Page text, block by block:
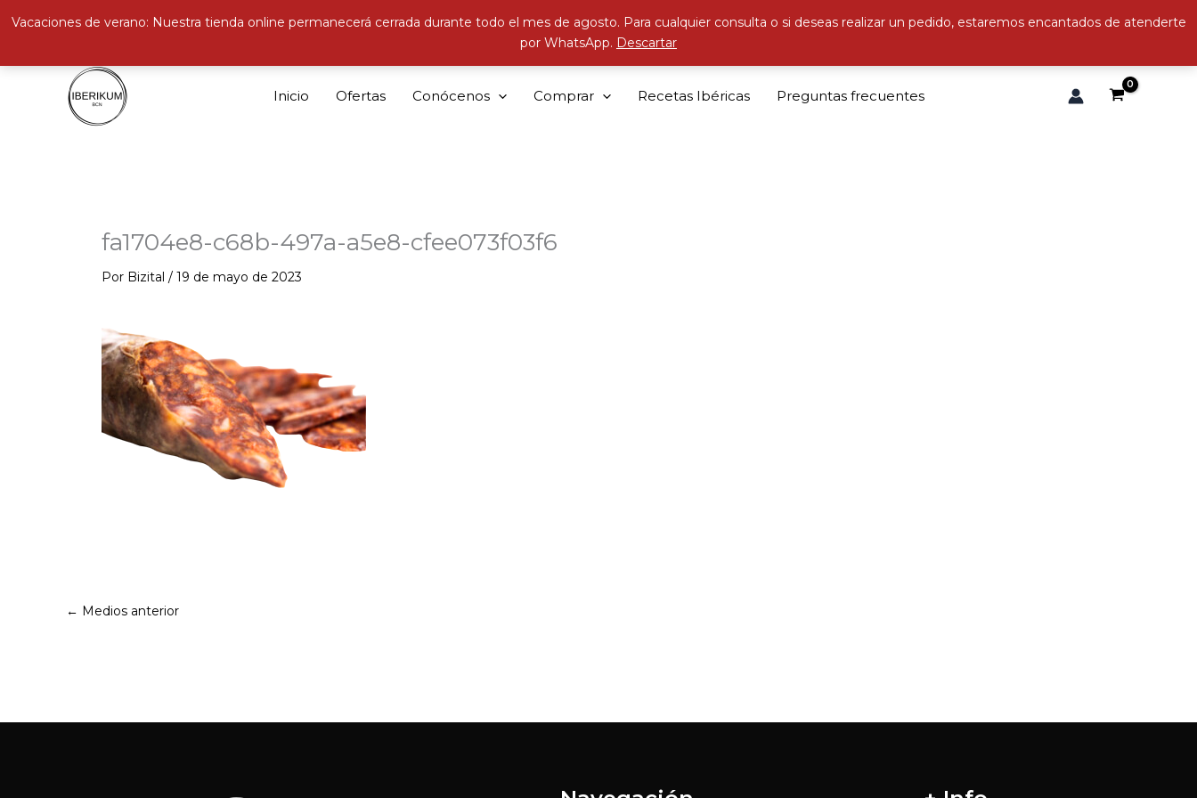
Vacaciones de verano: Nuestra tienda online permanecerá cerrada durante todo el mes de agosto. Para cualquier consulta o si deseas realizar un pedido, estaremos encantados de atenderte
por WhatsApp. Descartar
Inicio Ofertas Conócenos Comprar Recetas Ibéricas Preguntas frecuentes
fa1704e8-c68b-497a-a5e8-cfee073f03f6
Por Bizital / 19 de mayo de 2023
← Medios anterior